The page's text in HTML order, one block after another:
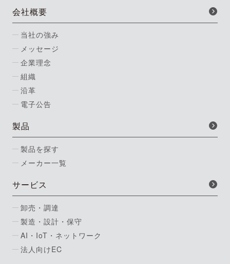
会社概要
当社の強み
メッセージ
企業理念
組織
沿革
電子公告
製品
製品を探す
メーカー一覧
サービス
卸売・調達
製造・設計・保守
AI・IoT・ネットワーク
法人向けEC